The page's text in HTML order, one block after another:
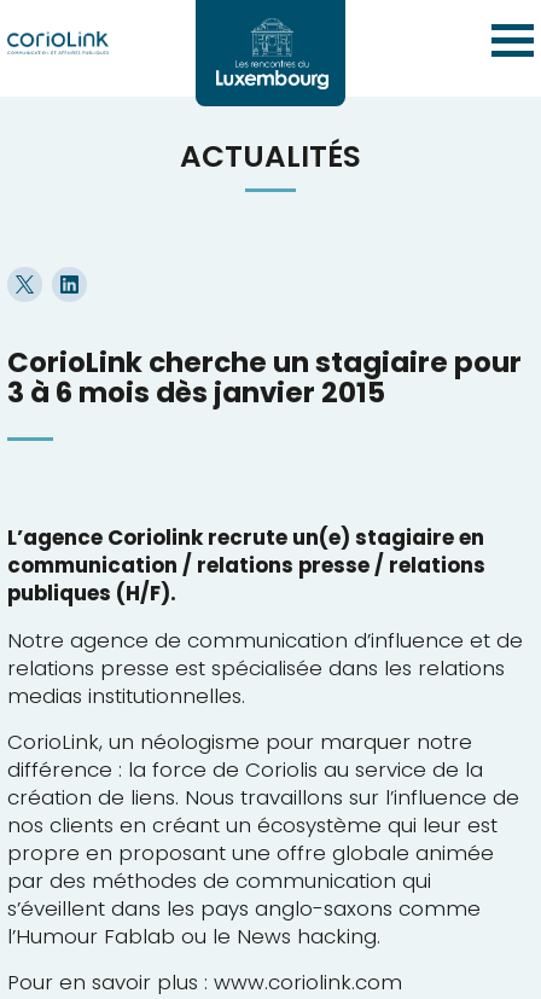
ACTUALITÉS
CorioLink cherche un stagiaire pour
3 à 6 mois dès janvier 2015
L’agence Coriolink recrute un(e) stagiaire en
communication / relations presse / relations
publiques (H/F).
Notre agence de communication d’influence et de
relations presse est spécialisée dans les relations
medias institutionnelles.
CorioLink, un néologisme pour marquer notre
différence : la force de Coriolis au service de la
création de liens. Nous travaillons sur l’influence de
nos clients en créant un écosystème qui leur est
propre en proposant une offre globale animée
par des méthodes de communication qui
s’éveillent dans les pays anglo-saxons comme
l’Humour Fablab ou le News hacking.
Pour en savoir plus : www.coriolink.com